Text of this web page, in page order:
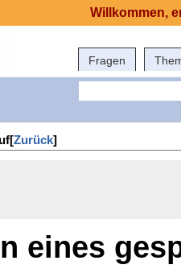
Fragen
Zurück]
eines
Willkommen,